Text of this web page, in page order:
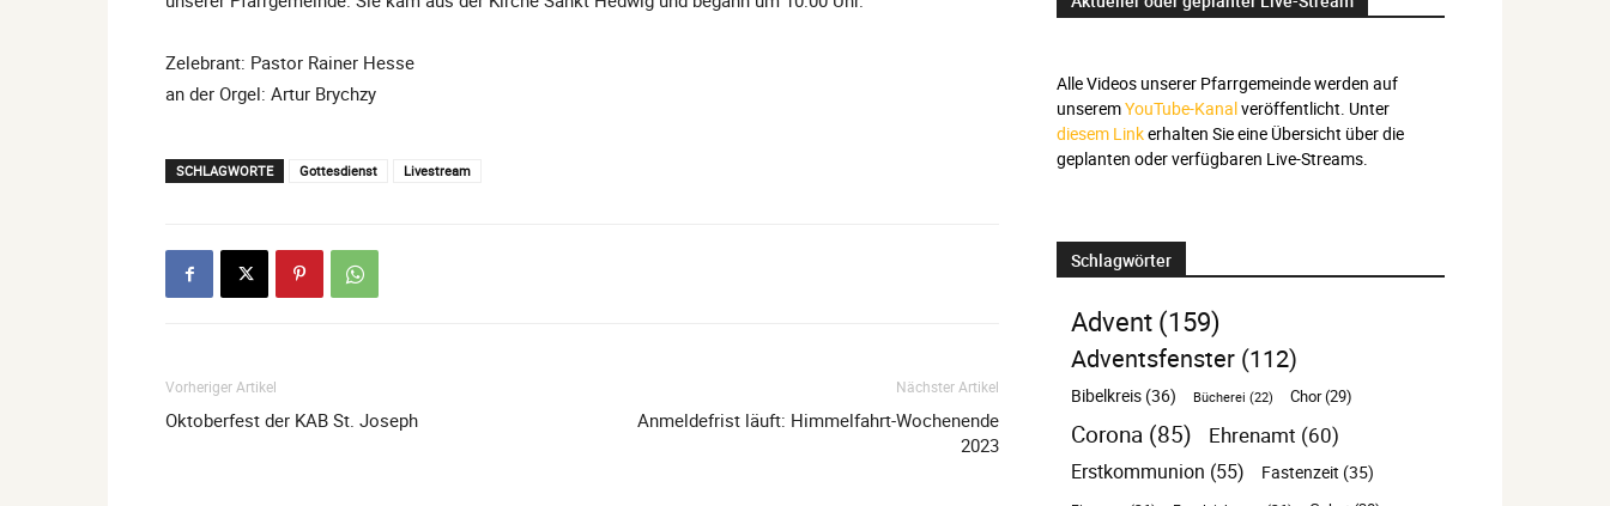
Zelebrant: Pastor Rainer Hesse
an der Orgel: Artur Brychzy
SCHLAGWORTE Gottesdienst Livestream
Vorheriger Artikel
Oktoberfest der KAB St. Joseph
Nächster Artikel
Anmeldefrist läuft: Himmelfahrt-Wochenende
2023
Alle Videos unserer Pfarrgemeinde werden auf
unseremYouTube-Kanalveröffentlicht. Unter
diesem Linkerhalten Sie eine Übersicht über die
geplanten oder verfügbaren Live-Streams.
Schlagwörter
Advent(159)
Adventsfenster (112)
Bibelkreis (36) Bücherei (22) Chor(29)
Corona (85) Ehrenamt (60)
Erstkommunion (55) Fastenzeit (35)